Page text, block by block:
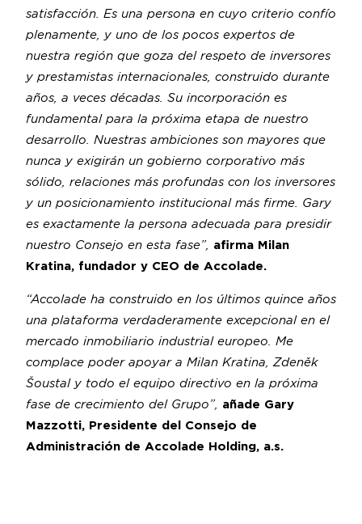
satisfacción. Es una persona en cuyo criterio confío
plenamente, y uno de los pocos expertos de
nuestra región que goza del respeto de inversores
y prestamistas internacionales, construido durante
años, a veces décadas. Su incorporación es
fundamental para la próxima etapa de nuestro
desarrollo. Nuestras ambiciones son mayores que
nunca y exigirán un gobierno corporativo más
sólido, relaciones más profundas con los inversores
y un posicionamiento institucional más firme. Gary
es exactamente la persona adecuada para presidir
nuestro Consejo en esta fase”, afirma Milan
Kratina, fundador y CEO de Accolade.
“Accolade ha construido en los últimos quince años
una plataforma verdaderamente excepcional en el
mercado inmobiliario industrial europeo. Me
complace poder apoyar a Milan Kratina, Zdeněk
Šoustal y todo el equipo directivo en la próxima
fase de crecimiento del Grupo”, añade Gary
Mazzotti, Presidente del Consejo de
Administración de Accolade Holding, a.s.